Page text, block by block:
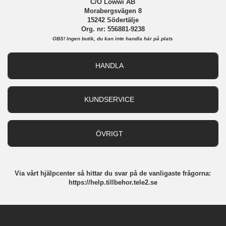
C/O Lowwi AB
Morabergsvägen 8
15242 Södertälje
Org. nr: 556881-9238
OBS! Ingen butik, du kan inte handla här på plats
HANDLA
KUNDSERVICE
ÖVRIGT
Integritetspolicy
Via vårt hjälpcenter så hittar du svar på de vanligaste frågorna:
https://help.tillbehor.tele2.se